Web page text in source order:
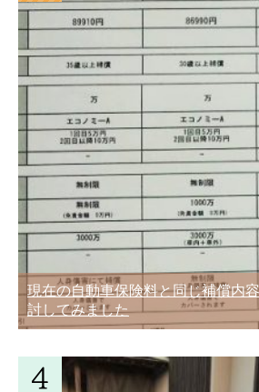
現在の自動車保険料と同じ補償内
討してみました